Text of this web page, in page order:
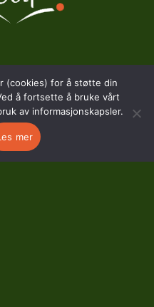
(cookies) for å støtte din
å fortsette å bruke vårt
av informasjonskapsler.
mer